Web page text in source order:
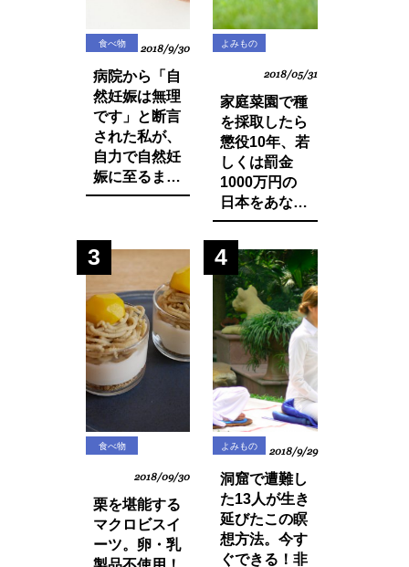
食べ物 2018/9/30
病院から「自
然妊娠は無理
です」と断言
された私が、
自力で自然妊
娠に至るまで
に実践した生
物の改善・身
体の変化につ
いてお話しし
ます。
よみもの
2018/05/31
家庭菜園で種
を採取したら
懲役10年、若
しくは罰金
1000万円の
日本をあなた
は想像できま
すか？今まで
登録品種のみ
禁止されてい
た種採りや脇
芽挿しが原則
禁止の方向
に・・？
3
食べ物
2018/09/30
栗を堪能する
マクロビスイ
ーツ。卵・乳
4
よみもの 2018/9/29
洞窟で遭難し
た13人が生き
延びたこの瞑
想方法。今す
ぐできる！非